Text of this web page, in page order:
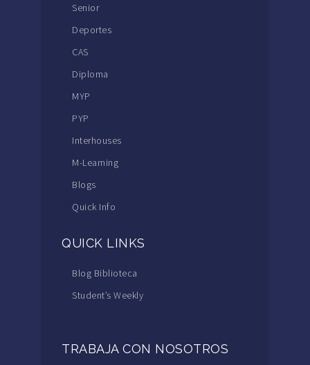
Senior
Deportes
CAS
Diploma
MYP
PYP
Interhouses
M-Learning
Blogs
Quick Info
QUICK LINKS
Blog Biblioteca
Student’s Weekly
TRABAJA CON NOSOTROS